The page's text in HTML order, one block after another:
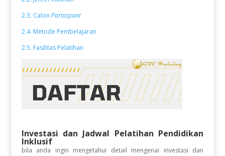
2.3. Calon Participant
2.4. Metode Pembelajaran
2.5. Fasilitas Pelatihan
Investasi dan Jadwal Pelatihan Pendidikan
Inklusif
bila anda ingin mengetahui detail mengenai investasi dan